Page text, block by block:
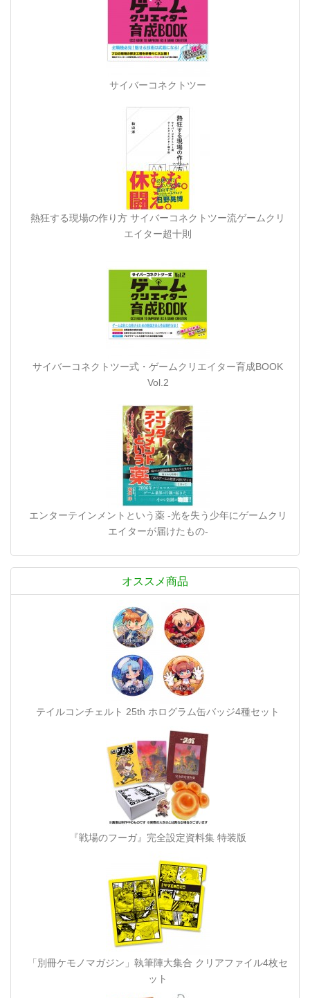
サイバーコネクトツー
熱狂する現場の作り方 サイバーコネクトツー流ゲームクリ
エイター超十則
サイバーコネクトツー式・ゲームクリエイター育成BOOK
Vol.2
エンターテインメントという薬 -光を失う少年にゲームクリ
エイターが届けたもの-
オススメ商品
テイルコンチェルト 25th ホログラム缶バッジ4種セット
『戦場のフーガ』完全設定資料集 特装版
「別冊ケモノマガジン」執筆陣大集合 クリアファイル4枚セ
ット